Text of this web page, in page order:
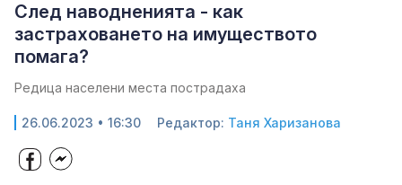
След наводненията - как
застраховането на имуществото
помага?
Редица населени места пострадаха
26.06.2023 • 16:30 Редактор: Таня Харизанова